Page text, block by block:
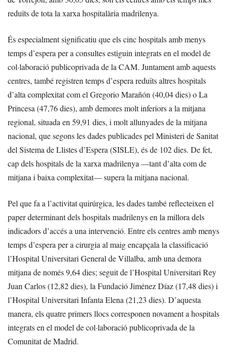
reduïts de tota la xarxa hospitalària madrilenya.
És especialment significatiu que els cinc hospitals amb menys
temps d’espera per a consultes estiguin integrats en el model de
col·laboració publicoprivada de la CAM. Juntament amb aquests
centres, també registren temps d’espera reduïts altres hospitals
d’alta complexitat com el Gregorio Marañón (40,04 dies) o La
Princesa (47,76 dies), amb demores molt inferiors a la mitjana
regional, situada en 59,91 dies, i molt allunyades de la mitjana
nacional, que segons les dades publicades pel Ministeri de Sanitat
del Sistema de Llistes d’Espera (SISLE), és de 102 dies. De fet,
cap dels hospitals de la xarxa madrilenya —tant d’alta com de
mitjana i baixa complexitat— supera la mitjana nacional.
Pel que fa a l’activitat quirúrgica, les dades també reflecteixen el
paper determinant dels hospitals madrilenys en la millora dels
indicadors d’accés a una intervenció. Entre els centres amb menys
temps d’espera per a cirurgia al maig encapçala la classificació
l’Hospital Universitari General de Villalba, amb una demora
mitjana de només 9,64 dies; seguit de l’Hospital Universitari Rey
Juan Carlos (12,82 dies), la Fundació Jiménez Díaz (17,48 dies) i
l’Hospital Universitari Infanta Elena (21,23 dies). D’aquesta
manera, els quatre primers llocs corresponen novament a hospitals
integrats en el model de col·laboració publicoprivada de la
Comunitat de Madrid.